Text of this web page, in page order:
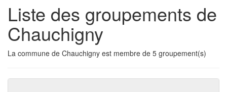
Liste des groupements de
Chauchigny
La commune de Chauchigny est membre de 5 groupement(s)